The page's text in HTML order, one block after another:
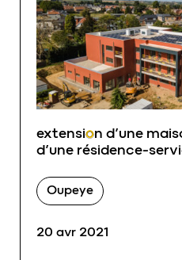
extension d’une
d’une résidence-
Oupeye
20 avr 2021